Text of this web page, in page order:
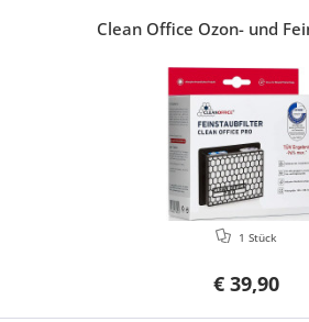
Clean Office Ozon- und
€ 39,90
1 Stück